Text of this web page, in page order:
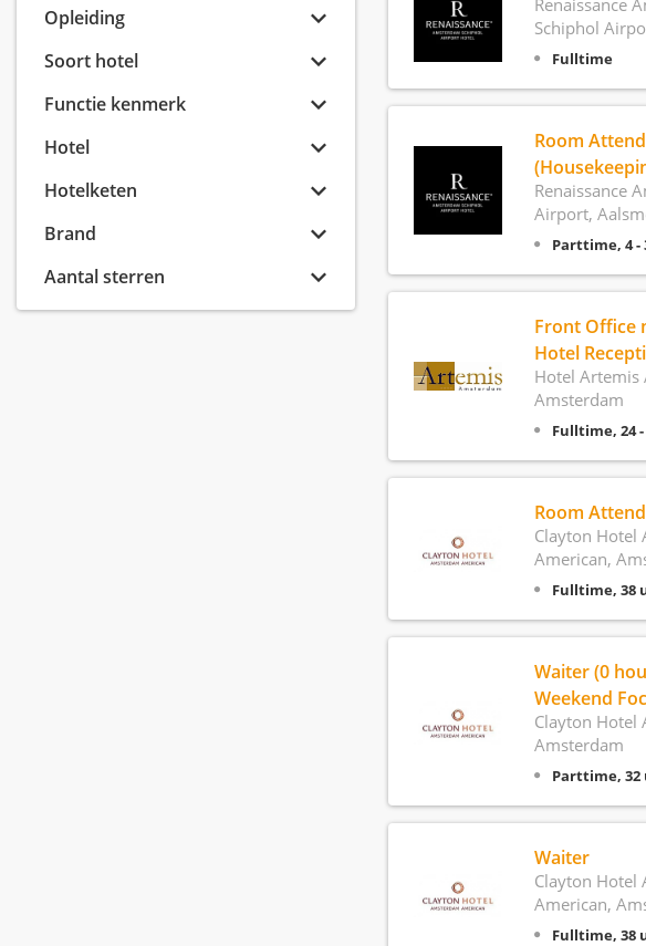
Opleiding
Soort hotel
Functie kenmerk
Hotel
Hotelketen
Brand
Aantal sterren
Renaissance
Schiphol
Fulltime
Room
Renaissance
Airport,
Parttime, 4 -
Front Office
Hotel
Hotel Artemis
Amsterdam
Fulltime, 24
Room
Clayton Hotel
American,
Fulltime, 38
Waiter (0
Weekend
Clayton Hotel
Amsterdam
Parttime, 32
Waiter
Clayton Hotel
American,
Fulltime, 38